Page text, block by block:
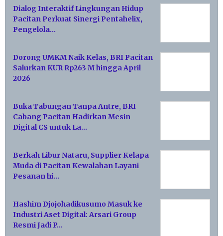
Dialog Interaktif Lingkungan Hidup
Pacitan Perkuat Sinergi Pentahelix,
Pengelola…
Dorong UMKM Naik Kelas, BRI Pacitan
Salurkan KUR Rp263 M hingga April
2026
Buka Tabungan Tanpa Antre, BRI
Cabang Pacitan Hadirkan Mesin
Digital CS untuk La…
Berkah Libur Nataru, Supplier Kelapa
Muda di Pacitan Kewalahan Layani
Pesanan hi…
Hashim Djojohadikusumo Masuk ke
Industri Aset Digital: Arsari Group
Resmi Jadi P…